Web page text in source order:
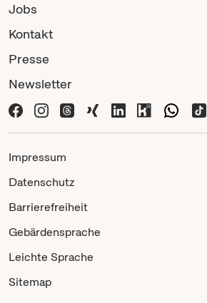
Jobs
Kontakt
Presse
Newsletter
Impressum
Datenschutz
Barrierefreiheit
Gebärdensprache
Leichte Sprache
Sitemap